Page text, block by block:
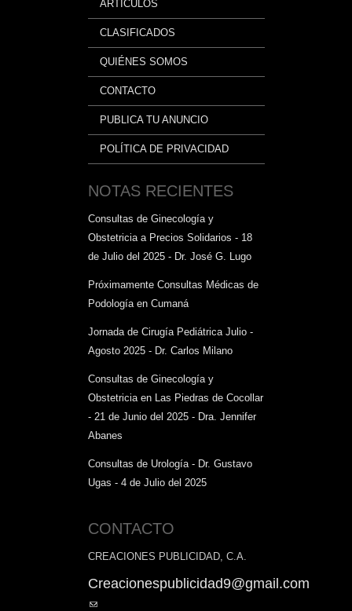
ARTÍCULOS
CLASIFICADOS
QUIÉNES SOMOS
CONTACTO
PUBLICA TU ANUNCIO
POLÍTICA DE PRIVACIDAD
NOTAS RECIENTES
Consultas de Ginecología y
Obstetricia a Precios Solidarios - 18
de Julio del 2025 - Dr. José G. Lugo
Próximamente Consultas Médicas de
Podología en Cumaná
Jornada de Cirugía Pediátrica Julio -
Agosto 2025 - Dr. Carlos Milano
Consultas de Ginecología y
Obstetricia en Las Piedras de Cocollar
- 21 de Junio del 2025 - Dra. Jennifer
Abanes
Consultas de Urología - Dr. Gustavo
Ugas - 4 de Julio del 2025
CONTACTO
CREACIONES PUBLICIDAD, C.A.
Creacionespublicidad9@gmail.com
(link